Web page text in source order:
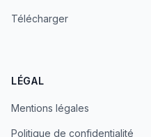
Télécharger
LÉGAL
Mentions légales
Politique de confidentialité